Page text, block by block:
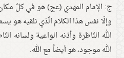
ج: الإمام المهدي (عج) هو في كلّ مكان
وإلّا نفس هذا الكلام الّذي نلقيه هو
الله النّاظرة وأذنه الواعية
الله موجود، هو أيضاً مع الله.